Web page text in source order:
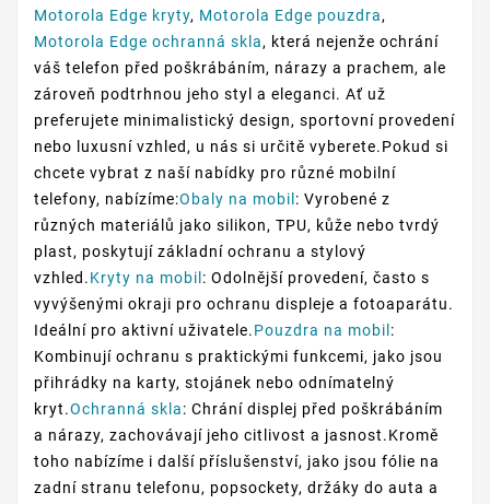
Motorola Edge kryty, Motorola Edge pouzdra,
Motorola Edge ochranná skla, která nejenže ochrání
váš telefon před poškrábáním, nárazy a prachem, ale
zároveň podtrhnou jeho styl a eleganci. Ať už
preferujete minimalistický design, sportovní provedení
nebo luxusní vzhled, u nás si určitě vyberete.Pokud si
chcete vybrat z naší nabídky pro různé mobilní
telefony, nabízíme:Obaly na mobil : Vyrobené z
různých materiálů jako silikon, TPU, kůže nebo tvrdý
plast, poskytují základní ochranu a stylový
vzhled.Kryty na mobil : Odolnější provedení, často s
vyvýšenými okraji pro ochranu displeje a fotoaparátu.
Ideální pro aktivní uživatele.Pouzdra na mobil :
Kombinují ochranu s praktickými funkcemi, jako jsou
přihrádky na karty, stojánek nebo odnímatelný
kryt.Ochranná skla: Chrání displej před poškrábáním
a nárazy, zachovávají jeho citlivost a jasnost.Kromě
toho nabízíme i další příslušenství, jako jsou fólie na
zadní stranu telefonu, popsockety, držáky do auta a